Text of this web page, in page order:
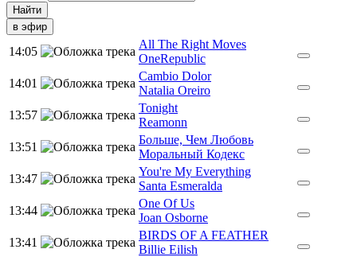
в эфир
14:05
All The Right Moves
OneRepublic
14:01
Cambio Dolor
Natalia Oreiro
13:57
Tonight
Reamonn
13:51
Больше, Чем Любовь
Моральный Кодекс
13:47
You're My Everything
Santa Esmeralda
13:44
One Of Us
Joan Osborne
13:41
BIRDS OF A FEATHER
Billie Eilish